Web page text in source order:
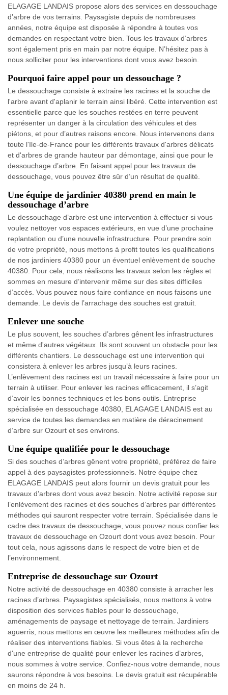
ELAGAGE LANDAIS propose alors des services en dessouchage
d’arbre de vos terrains. Paysagiste depuis de nombreuses
années, notre équipe est disposée à répondre à toutes vos
demandes en respectant votre bien. Tous les travaux d’arbres
sont également pris en main par notre équipe. N’hésitez pas à
nous solliciter pour les interventions dont vous avez besoin.
Pourquoi faire appel pour un dessouchage ?
Le dessouchage consiste à extraire les racines et la souche de
l'arbre avant d'aplanir le terrain ainsi libéré. Cette intervention est
essentielle parce que les souches restées en terre peuvent
représenter un danger à la circulation des véhicules et des
piétons, et pour d’autres raisons encore. Nous intervenons dans
toute l'Ile-de-France pour les différents travaux d'arbres délicats
et d'arbres de grande hauteur par démontage, ainsi que pour le
dessouchage d’arbre. En faisant appel pour les travaux de
dessouchage, vous pouvez être sûr d’un résultat de qualité.
Une équipe de jardinier 40380 prend en main le
dessouchage d’arbre
Le dessouchage d’arbre est une intervention à effectuer si vous
voulez nettoyer vos espaces extérieurs, en vue d’une prochaine
replantation ou d’une nouvelle infrastructure. Pour prendre soin
de votre propriété, nous mettons à profit toutes les qualifications
de nos jardiniers 40380 pour un éventuel enlèvement de souche
40380. Pour cela, nous réalisons les travaux selon les règles et
sommes en mesure d’intervenir même sur des sites difficiles
d’accès. Vous pouvez nous faire confiance en nous faisons une
demande. Le devis de l’arrachage des souches est gratuit.
Enlever une souche
Le plus souvent, les souches d’arbres gênent les infrastructures
et même d'autres végétaux. Ils sont souvent un obstacle pour les
différents chantiers. Le dessouchage est une intervention qui
consistera à enlever les arbres jusqu’à leurs racines.
L’enlèvement des racines est un travail nécessaire à faire pour un
terrain à utiliser. Pour enlever les racines efficacement, il s’agit
d’avoir les bonnes techniques et les bons outils. Entreprise
spécialisée en dessouchage 40380, ELAGAGE LANDAIS est au
service de toutes les demandes en matière de déracinement
d’arbre sur Ozourt et ses environs.
Une équipe qualifiée pour le dessouchage
Si des souches d’arbres gênent votre propriété, préférez de faire
appel à des paysagistes professionnels. Notre équipe chez
ELAGAGE LANDAIS peut alors fournir un devis gratuit pour les
travaux d’arbres dont vous avez besoin. Notre activité repose sur
l’enlèvement des racines et des souches d’arbres par différentes
méthodes qui sauront respecter votre terrain. Spécialisée dans le
cadre des travaux de dessouchage, vous pouvez nous confier les
travaux de dessouchage en Ozourt dont vous avez besoin. Pour
tout cela, nous agissons dans le respect de votre bien et de
l’environnement.
Entreprise de dessouchage sur Ozourt
Notre activité de dessouchage en 40380 consiste à arracher les
racines d’arbres. Paysagistes spécialisés, nous mettons à votre
disposition des services fiables pour le dessouchage,
aménagements de paysage et nettoyage de terrain. Jardiniers
aguerris, nous mettons en œuvre les meilleures méthodes afin de
réaliser des interventions fiables. Si vous êtes à la recherche
d'une entreprise de qualité pour enlever les racines d’arbres,
nous sommes à votre service. Confiez-nous votre demande, nous
saurons répondre à vos besoins. Le devis gratuit est récupérable
en moins de 24 h.